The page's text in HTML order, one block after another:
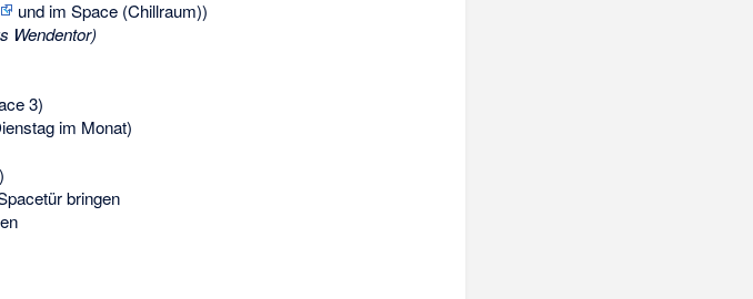
und im Space (Chillraum))
Wendentor)
3)
im Monat)
bringen